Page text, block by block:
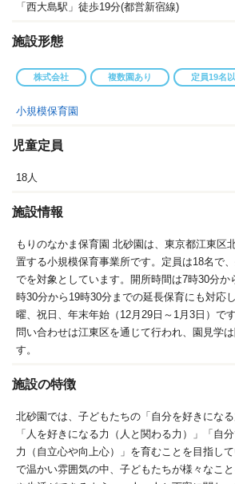
「西大島駅」徒歩19分(都営新宿線)
施設形態
株式会社 複数園あり 定員19名
小規模保育園
児童定員
18人
施設情報
もりのなかま保育園 北砂園は、東京都江東区
置する小規模保育事業所です。定員は18名で
でを対象としています。開所時間は7時30分か
時30分から19時30分までの延長保育にも対応
曜、祝日、年末年始（12月29日～1月3日）で
問い合わせは江東区を通じて行われ、園見学
す。
施設の特徴
北砂園では、子どもたちの「自分を好きになる
「人を好きになる力（人と関わる力）」「自
力（自立心や向上心）」を育むことを目指し
で温かい雰囲気の中、子どもたちが様々なこ